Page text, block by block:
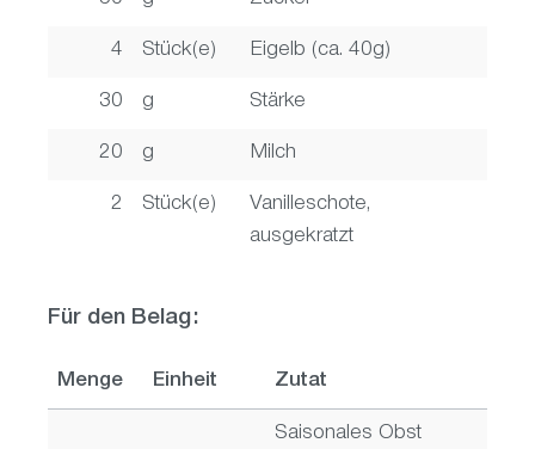
4 Stück(e) Eigelb (ca. 40g)
30 g Stärke
20 g Milch
2 Stück(e)
Vanilleschote,
ausgekratzt
Für den Belag:
Menge Einheit Zutat
Saisonales Obst